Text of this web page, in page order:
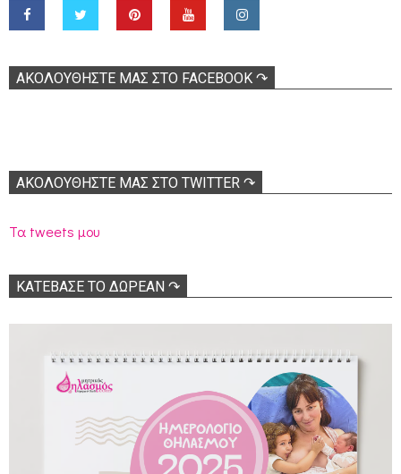
ΑΚΟΛOΥΘΉΣΤΕ ΜΑΣ ΣΤΟ FACEBOOK ↷
ΑΚΟΛΟΥΘΉΣΤΕ ΜΑΣ ΣΤΟ TWITTER ↷
Τα tweets μου
ΚΑΤΕΒΑΣΕ ΤΟ ΔΩΡΕΑΝ ↷